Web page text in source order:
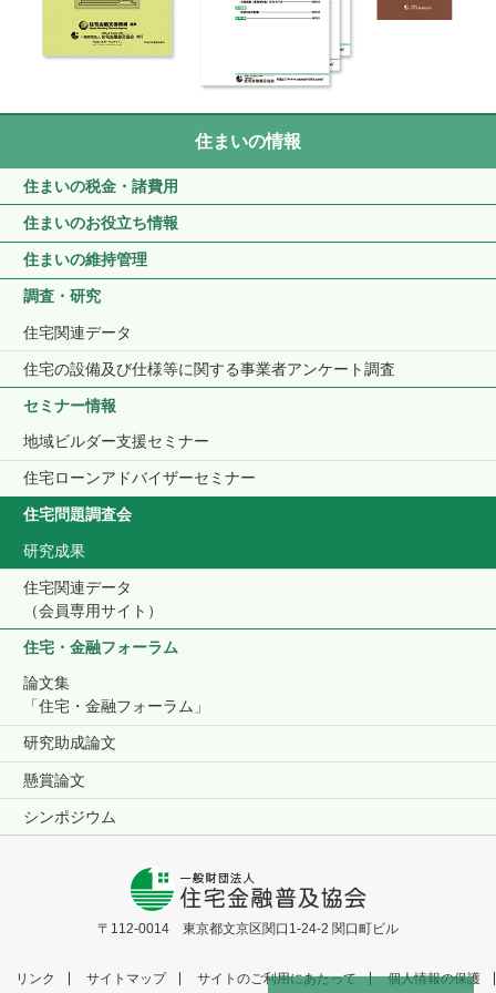
住まいの情報
住まいの税金・諸費用
住まいのお役立ち情報
住まいの維持管理
調査・研究
住宅関連データ
住宅の設備及び仕様等に関する事業者アンケート調査
セミナー情報
地域ビルダー支援セミナー
住宅ローンアドバイザーセミナー
住宅問題調査会
研究成果
住宅関連データ
（会員専用サイト）
住宅・金融フォーラム
論文集
「住宅・金融フォーラム」
研究助成論文
懸賞論文
シンポジウム
〒112-0014 東京都文京区関口1-24-2 関口町ビル
リンク サイトマップ サイトのご利用にあたって 個人情報の保護